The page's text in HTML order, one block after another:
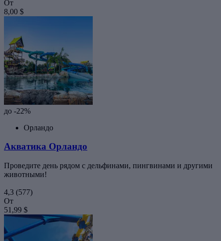
От
8,00 $
до -22%
Орландо
Акватика Орландо
Проведите день рядом с дельфинами, пингвинами и другими
животными!
4,3 (577)
От
51,99 $